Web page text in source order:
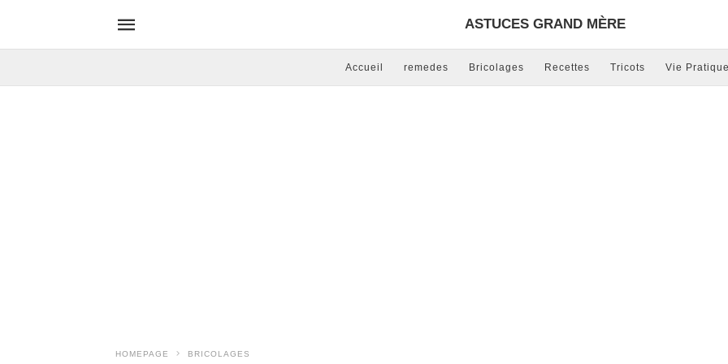
ASTUCES GRAND MÈRE
Accueil remedes Bricolages Recettes Tricots Vie Pratique
HOMEPAGE BRICOLAGES